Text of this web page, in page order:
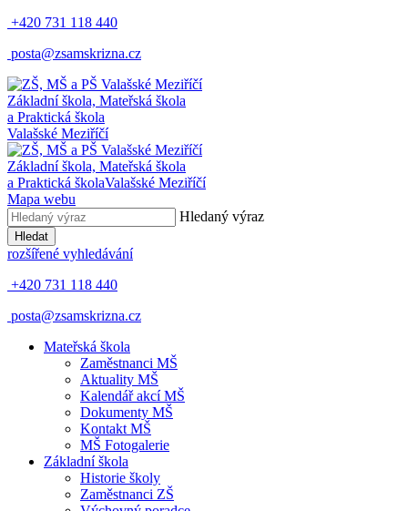
+420 731 118 440
posta@zsamskrizna.cz
Základní škola, Mateřská škola
a Praktická škola
Valašské Meziříčí
Základní škola, Mateřská škola
a Praktická školaValašské Meziříčí
Mapa webu
Hledaný výraz
Hledat
rozšířené vyhledávání
+420 731 118 440
posta@zsamskrizna.cz
Mateřská škola
Zaměstnanci MŠ
Aktuality MŠ
Kalendář akcí MŠ
Dokumenty MŠ
Kontakt MŠ
MŠ Fotogalerie
Základní škola
Historie školy
Zaměstnanci ZŠ